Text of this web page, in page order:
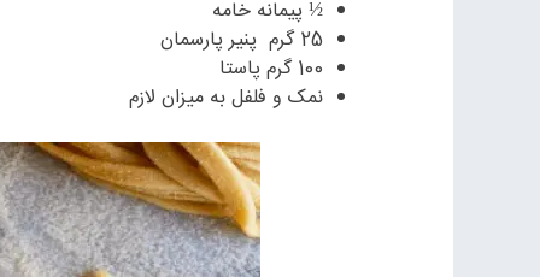
½ پیمانه خامه
25 گرم پنیر پارسمان
100 گرم پاستا
نمک و فلفل به میزان لازم